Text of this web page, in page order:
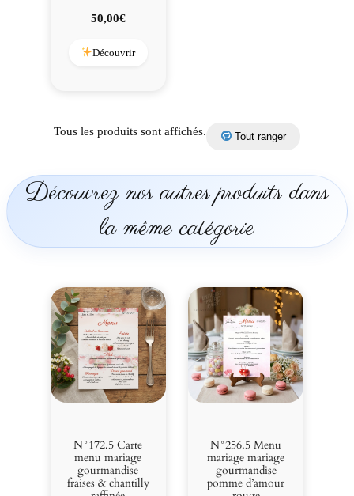
50,00€
Découvrir
Tous les produits sont affichés. Tout ranger
Découvrez nos autres produits dans
la même catégorie
N°172.5 Carte
menu mariage
gourmandise
fraises & chantilly
N°256.5 Menu
mariage mariage
gourmandise
pomme d’amour